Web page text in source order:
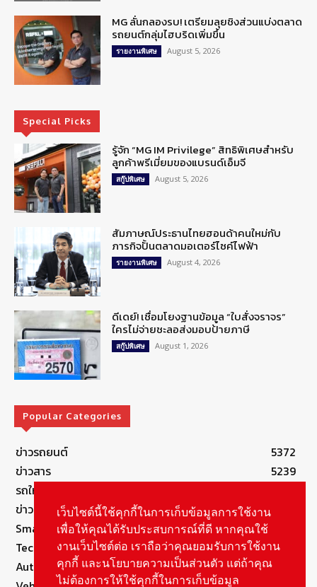
MG ลั่นกลองรบ! เตรียมลุยชิงส่วนแบ่งตลาด
รถยนต์กลุ่มไฮบริดเพิ่มขึ้น
รายงานพิเศษ August 5, 2026
Special Picks
รู้จัก “MG IM Privilege” สิทธิพิเศษสำหรับ
ลูกค้าพรีเมี่ยมของแบรนด์เอ็มจี
สกู๊ปพิเศษ August 5, 2026
สัมภาษณ์ประธานไทยฮอนด้าคนใหม่กับ
ภารกิจปั้นตลาดมอเตอร์ไซค์ไฟฟ้า
รายงานพิเศษ August 4, 2026
ดีเดย์! เชื่อมโยงฐานข้อมูล “ใบสั่งจราจร”
ใครไม่จ่ายชะลอส่งมอบป้ายภาษี
สกู๊ปพิเศษ August 1, 2026
Popular Categories
ข่าวรถยนต์
5372
ข่าวสาร
5239
รถใหม่
ข่าวประชาสัมพันธ์
Smart Life
Technology
Autolife Lifestyle
เว็บไซต์นี้ใช้คุกกี้ในการเก็บข้อมูลการใช้งาน
เพื่อให้คุณได้รับประสบการณ์ที่ดี หากคุณใช้
งานเว็บไซต์ต่อ เราถือว่าคุณยอมรับการใช้งาน
คุกกี้ และนโยบายความเป็นส่วนตัว แต่ถ้าคุณ
ไม่ต้องการให้ใช้คุกกี้ในการเก็บข้อมูล